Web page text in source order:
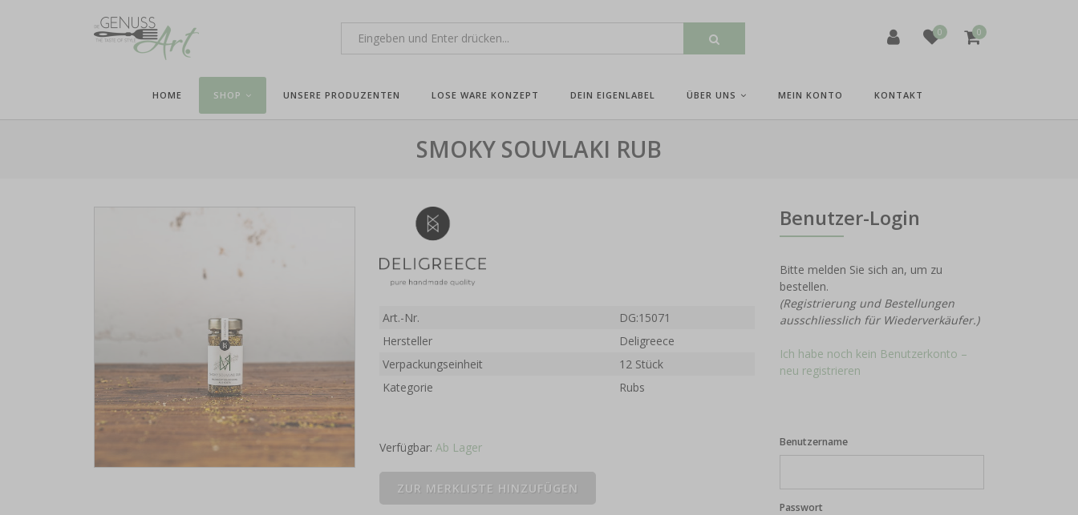
0 0
HOME SHOP UNSERE PRODUZENTEN LOSE WARE KONZEPT DEIN EIGENLABEL ÜBER UNS MEIN KONTO KONTAKT
SMOKY SOUVLAKI RUB
Art.-Nr.
DG:15071
Hersteller
Deligreece
Verpackungseinheit
12 Stück
Kategorie
Rubs
Verfügbar:Ab Lager
Benutzer-Login
Bitte melden Sie sich an, um zu
bestellen.
(Registrierung und Bestellungen
ausschliesslich für Wiederverkäufer.)
Ich habe noch kein Benutzerkonto –
neu registrieren
Benutzername
Passwort